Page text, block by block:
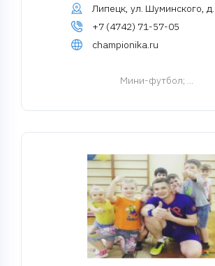
Липецк, ул. Шуминского,
+7 (4742) 71-57-05
championika.ru
Мини-футбол; ...